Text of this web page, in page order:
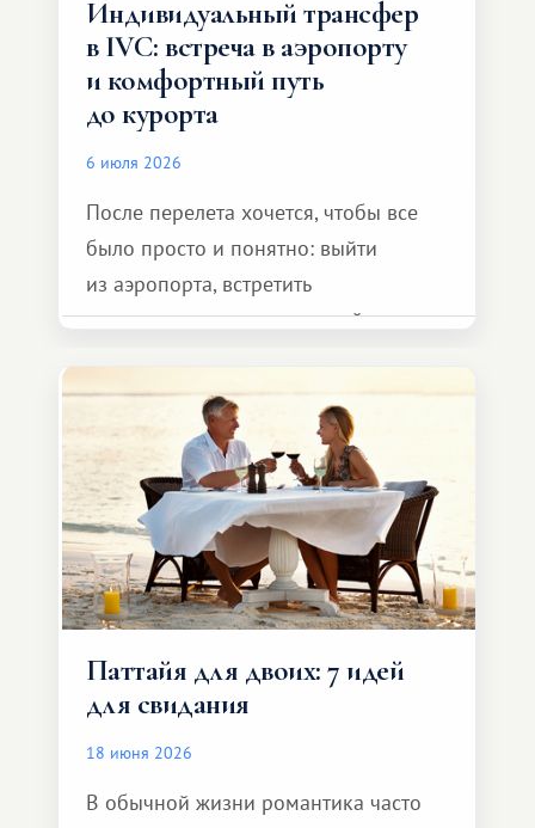
Индивидуальный трансфер
в IVC: встреча в аэропорту
и комфортный путь
до курорта
6 июля 2026
После перелета хочется, чтобы все
было просто и понятно: выйти
из аэропорта, встретить
представителя транспортной
и спокойно доехать до курорта.
Паттайя для двоих: 7 идей
для свидания
18 июня 2026
В обычной жизни романтика часто